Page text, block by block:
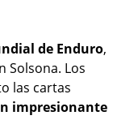
de Enduro,
Solsona. Los
las cartas
impresionante